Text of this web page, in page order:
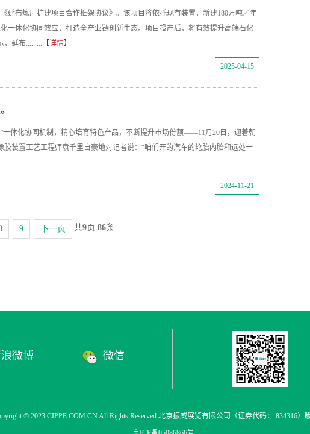
延布炼厂扩建项目合作框架协议》。该项目将依托现有装置，新建180万吨／年
一体化协同效应，打造全产业链创新生态。项目投产后，将有效提升高端石化
，延布......... 【详情】
2025-04-15
体化协同机制，精心培育特色产品，不断提升市场份额——11月20日，迎着朝
装置工艺工程师袁千里自豪地对记者说：“咱们开的汽车的轮胎内胎和远处一
2024-11-21
9 下一页 共9页 86条
微博 微信
© 2023 CIPPE.COM.CN All Rights Reserved 北京振威展览有限公司（证券代码： 834316）